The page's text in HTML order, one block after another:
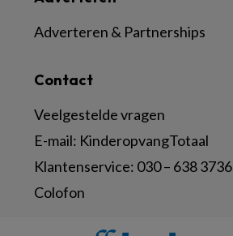
Contact
Veelgestelde vragen
E-mail: KinderopvangTotaal
Klantenservice: 030 – 638 3736
Colofon
Adverteren & Partnerships